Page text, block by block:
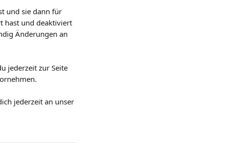
und sie dann für
hast und deaktiviert
Änderungen an
jederzeit zur Seite
jederzeit an unser